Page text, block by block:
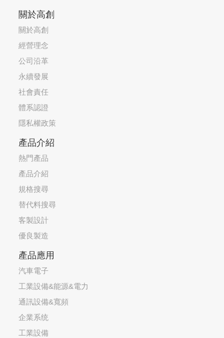
關於高創
關於高創
經營理念
公司沿革
永續發展
社會責任
體系認證
隱私權政策
產品介紹
熱門產品
產品介紹
規格搜尋
替代料搜尋
客製設計
優良製造
產品應用
汽車電子
工業設備&能源&電力
通訊設備&寬頻
企業系统
工業設備